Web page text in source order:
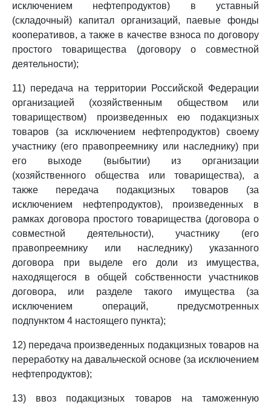
исключением нефтепродуктов) в уставный
(складочный) капитал организаций, паевые фонды
кооперативов, а также в качестве взноса по договору
простого товарищества (договору о совместной
деятельности);
11) передача на территории Российской Федерации
организацией (хозяйственным обществом или
товариществом) произведенных ею подакцизных
товаров (за исключением нефтепродуктов) своему
участнику (его правопреемнику или наследнику) при
его выходе (выбытии) из организации
(хозяйственного общества или товарищества), а
также передача подакцизных товаров (за
исключением нефтепродуктов), произведенных в
рамках договора простого товарищества (договора о
совместной деятельности), участнику (его
правопреемнику или наследнику) указанного
договора при выделе его доли из имущества,
находящегося в общей собственности участников
договора, или разделе такого имущества (за
исключением операций, предусмотренных
подпунктом 4 настоящего пункта);
12) передача произведенных подакцизных товаров на
переработку на давальческой основе (за исключением
нефтепродуктов);
13) ввоз подакцизных товаров на таможенную